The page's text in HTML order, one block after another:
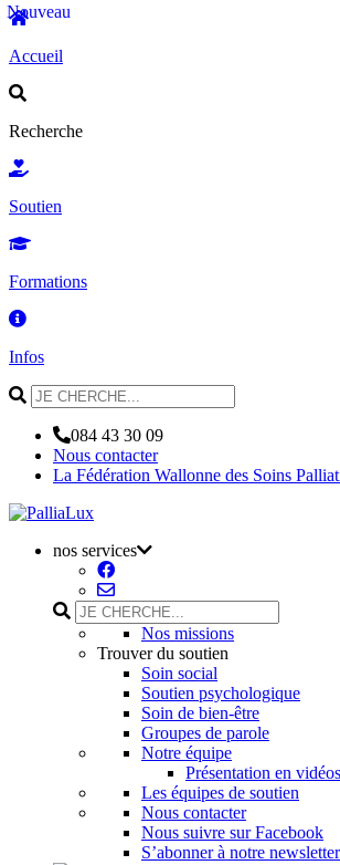
Accueil
Recherche
Soutien
Formations
Infos
084 43 30 09
Nous contacter
La Fédération Wallonne des Soins
nos services
Nos missions
Trouver du soutien
Soin social
Soutien psychologique
Soin de bien-être
Groupes de parole
Notre équipe
Présentation en vidéos
Les équipes de soutien
Nous contacter
Nous suivre sur Facebook
S’abonner à notre newsletter
Nouveau